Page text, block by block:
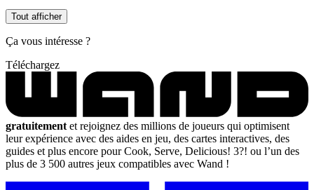
Tout afficher
Ça vous intéresse ?
Téléchargez
gratuitement et rejoignez des millions de joueurs qui optimisent
leur expérience avec des aides en jeu, des cartes interactives, des
guides et plus encore pour Cook, Serve, Delicious! 3?! ou l’un des
plus de 3 500 autres jeux compatibles avec Wand !